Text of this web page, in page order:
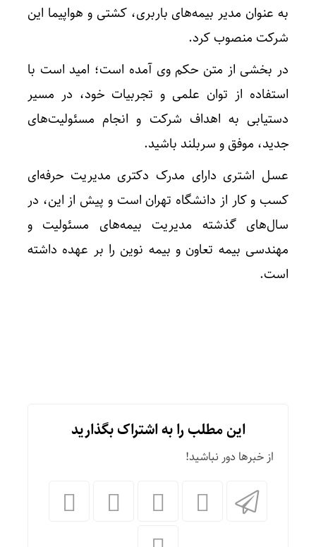
به عنوان مدیر بیمه‌های باربری، کشتی و هواپیما این
شرکت منصوب کرد.
در بخشی از متن حکم وی آمده است؛ امید است با
استفاده از توان علمی و تجربیات خود، در مسیر
دستیابی به اهداف شرکت و انجام مسئولیت‌های
جدید، موفق و سربلند باشید.
عسل اشتری دارای مدرک دکتری مدیریت حرفه‌ای
کسب و کار از دانشگاه تهران است و پیش از این، در
سال‌های گذشته مدیریت بیمه‌های مسئولیت و
مهندسی بیمه تعاون و بیمه نوین را بر عهده داشته
است.
این مطلب را به اشتراک بگذارید
از خبرها دور نباشید!